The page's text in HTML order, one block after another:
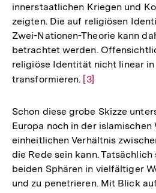
innerstaatlichen Kriegen und
zeigten. Die auf religiösen
Zwei-Nationen-Theorie kann
betrachtet werden.
religiöse Identität nicht linear
transformieren. Zur
der
Fußnote
[3]
Schon diese grobe Skizze
Europa noch in der islamischen
einheitlichen Verhältnis
die Rede sein kann. Tatsächlich
beiden Sphären in vielfältiger
und zu penetrieren. Mit Blick